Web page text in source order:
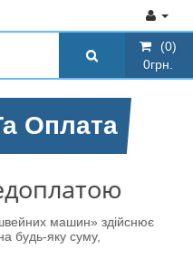
(0)
0грн.
Оплата
машин» здійснює
будь-яку суму,